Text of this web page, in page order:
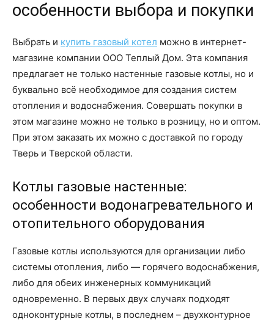
особенности выбора и покупки
Выбрать и купить газовый котел можно в интернет-
магазине компании ООО Теплый Дом. Эта компания
предлагает не только настенные газовые котлы, но и
буквально всё необходимое для создания систем
отопления и водоснабжения. Совершать покупки в
этом магазине можно не только в розницу, но и оптом.
При этом заказать их можно с доставкой по городу
Тверь и Тверской области.
Котлы газовые настенные:
особенности водонагревательного и
отопительного оборудования
Газовые котлы используются для организации либо
системы отопления, либо — горячего водоснабжения,
либо для обеих инженерных коммуникаций
одновременно. В первых двух случаях подходят
одноконтурные котлы, в последнем – двухконтурное